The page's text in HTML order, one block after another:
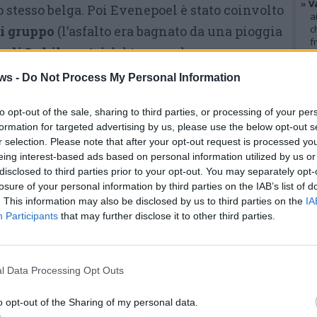
- Do Not Process My Personal Information
opt-out of the sale, sharing to third parties, or processing of your
for targeted advertising by us, please use the below opt-out
selection. Please note that after your opt-out request is processed
interest-based ads based on personal information utilized by us
to third parties prior to your opt-out. You may separately
of your personal information by third parties on the IAB’s list of
This information may also be disclosed by us to third parties on the
Participants that may further disclose it to other third parties.
Data Processing Opt Outs
opt-out of the Sharing of my personal data.
belga. Poi Evenepoel è stato coinvolto
gruppo (l’asfalto era bagnato da una pioggia
di 3 chilometridal traguardo.
La distanza che“neutralizza” i
tempi
in questa situazione
(quindi in classifica Remco non
paga dazio) ma questa è forse
l’unica buona notizia per il belga
al termine di una giornata da
tregenda.A salvarsi è stato
ai -2,6 ma capace di recuperare
In precedenza il gruppo era stato
»